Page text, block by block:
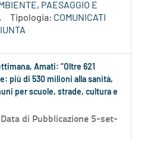
PAESAGGIO E
Tipologia: COMUNICATI
Amati: “Oltre 621
più di 530 milioni alla sanità,
per scuole, strade, cultura e
Data di Pubblicazione 5-set-